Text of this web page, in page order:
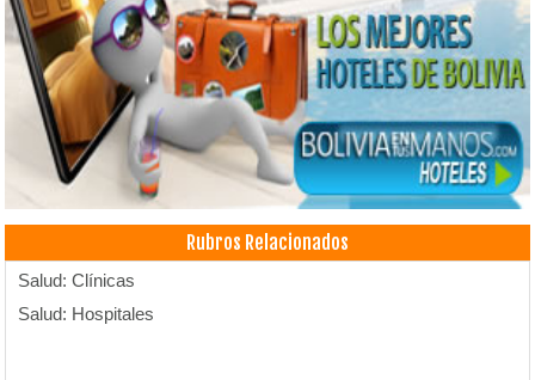
Rubros Relacionados
Salud: Clínicas
Salud: Hospitales